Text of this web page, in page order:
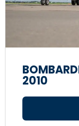
2010